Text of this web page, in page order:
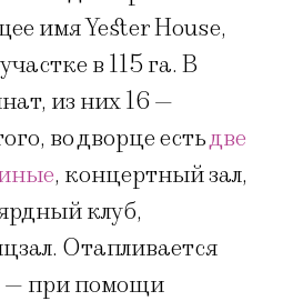
имя Yester House,
в 115 га. В
из них 16 —
во дворце естьдве
, концертный зал,
клуб,
Отапливается
— при помощи